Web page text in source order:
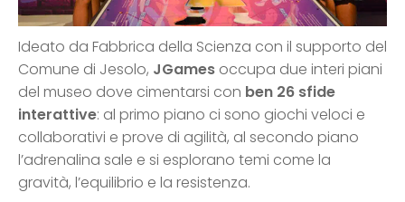
Ideato da Fabbrica della Scienza con il supporto del
Comune di Jesolo, JGames occupa due interi piani
del museo dove cimentarsi con ben 26 sfide
interattive: al primo piano ci sono giochi veloci e
collaborativi e prove di agilità, al secondo piano
l’adrenalina sale e si esplorano temi come la
gravità, l’equilibrio e la resistenza.